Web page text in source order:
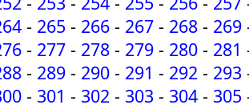
- 265 - 266 - 267 - 268 - 269
- 277 - 278 - 279 - 280 - 281
- 289 - 290 - 291 - 292 - 293
- 301 - 302 - 303 - 304 - 305